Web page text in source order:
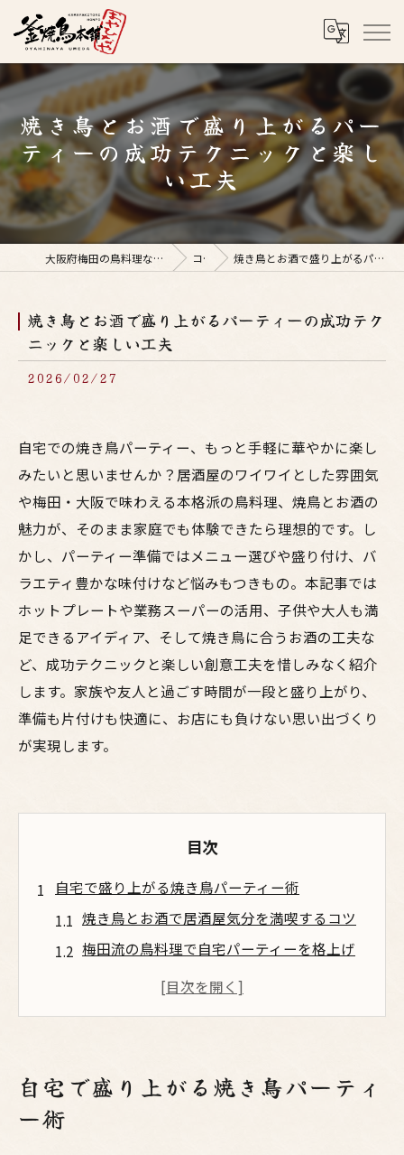
焼き鳥とお酒で盛り上がるパー
ティーの成功テクニックと楽し
い工夫
大阪府梅田の鳥料理なら釜焼鳥本舗おやひなや 梅田店 コラム 焼き鳥とお酒で盛り上がるパーティーの成功テクニックと楽しい工夫
焼き鳥とお酒で盛り上がるパーティーの成功テク
ニックと楽しい工夫
2026/02/27
自宅での焼き鳥パーティー、もっと手軽に華やかに楽し
みたいと思いませんか？居酒屋のワイワイとした雰囲気
や梅田・大阪で味わえる本格派の鳥料理、焼鳥とお酒の
魅力が、そのまま家庭でも体験できたら理想的です。し
かし、パーティー準備ではメニュー選びや盛り付け、バ
ラエティ豊かな味付けなど悩みもつきもの。本記事では
ホットプレートや業務スーパーの活用、子供や大人も満
足できるアイディア、そして焼き鳥に合うお酒の工夫な
ど、成功テクニックと楽しい創意工夫を惜しみなく紹介
します。家族や友人と過ごす時間が一段と盛り上がり、
準備も片付けも快適に、お店にも負けない思い出づくり
が実現します。
目次
自宅で盛り上がる焼き鳥パーティー術
焼き鳥とお酒で居酒屋気分を満喫するコツ
梅田流の鳥料理で自宅パーティーを格上げ
焼鳥のバリエーションで大阪らしい盛り上
お酒が進む焼き鳥パーティーの演出アイデ
自宅で盛り上がる焼き鳥パーティ
ー術